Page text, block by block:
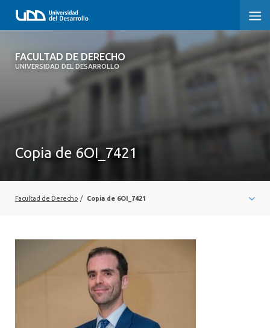
FACULTAD DE DERECHO
UNIVERSIDAD DEL DESARROLLO
FACULTAD DE DERECHO
SOBRE LA FACULTAD
VINCULACIÓN CON EL MEDIO
INTERNACIONAL
Copia de 6OI_7421
Facultad de Derecho / Copia de 6OI_7421